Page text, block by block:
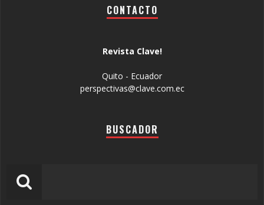
CONTACTO
Revista Clave!
Quito - Ecuador
perspectivas@clave.com.ec
BUSCADOR